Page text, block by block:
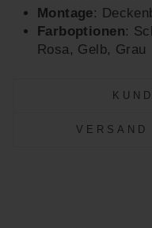
Montage:
Farboptionen:
Rosa, Gelb, Grau
VERSAND